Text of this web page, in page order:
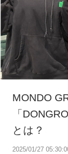
2025/01/27
MONDO
「
とは？